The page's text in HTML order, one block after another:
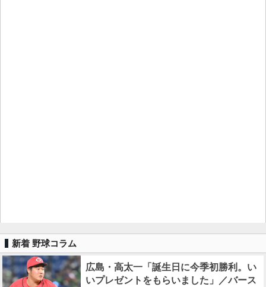
新着 野球コラム
広島・高太一「誕生日に今季初勝利。い
いプレゼントをもらいました」／バース